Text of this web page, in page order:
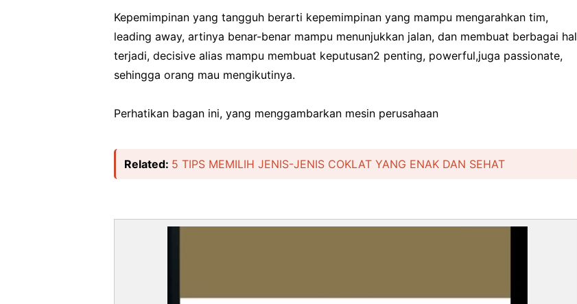
Kepemimpinan yang tangguh berarti kepemimpinan yang mampu mengarahkan tim,
leading away, artinya benar-benar mampu menunjukkan jalan, dan membuat berbagai hal
terjadi, decisive alias mampu membuat keputusan2 penting, powerful,juga passionate,
sehingga orang mau mengikutinya.
Perhatikan bagan ini, yang menggambarkan mesin perusahaan
Related: 5 TIPS MEMILIH JENIS-JENIS COKLAT YANG ENAK DAN SEHAT